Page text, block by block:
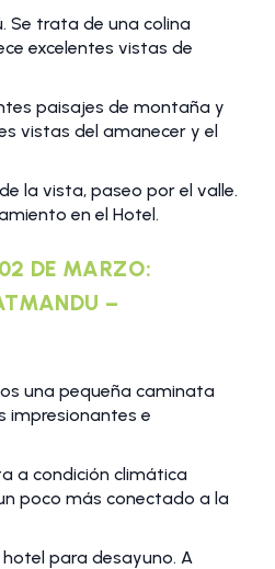
Se trata de una colina
excelentes vistas de
paisajes de montaña y
vistas del amanecer y el
la vista, paseo por el valle.
en el Hotel.
DE MARZO:
–
una pequeña caminata
impresionantes e
a condición climática
poco más conectado a la
para desayuno. A